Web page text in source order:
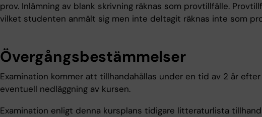
prov. Inlämning av blank skrivning räknas som provtillfälle.
vilket studenten anmält sig men inte deltagit räknas inte som
Övergångsbestämmelser
Examination kommer att tillhandahållas under en tid av 2 år efter
eventuell nedläggning av kursen.
Examination enligt denna kursplans tidigare litteraturlista